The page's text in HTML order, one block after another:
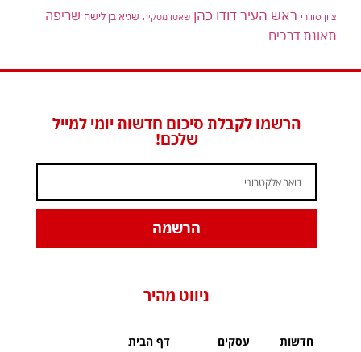
ציון סודרי ראש העיר דודו כהן שאטו מטקיה שגיא בן לישה שריפה
תאונת דרכים
הרשמו לקבלת סיכום חדשות יומי למייל
שלכם!
הרשמה
ניווט מהיר
חדשות
עסקים
דף הבית